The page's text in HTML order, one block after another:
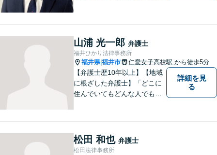
い！刑事事件の示談交渉も私
にお任せください【完全個室
／プライバシー配慮】
山浦 光一郎 弁護士
福井ひかり法律事務所
福井県|福井市 仁愛女子高校駅 から徒歩5分
【弁護士歴10年以上】【地域
に根ざした弁護士】「どこに
住んでいてもどんな人でも等
中国語対応】大都市に負けな
い質と幅の法的なサービスを
詳細を見
る
松田 和也 弁護士
松田法律事務所